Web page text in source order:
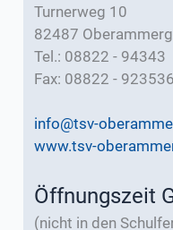
Turnerweg 10
82487
Tel.: 08822 - 94343
Fax: 08822 - 923536
info@tsv-
www.tsv-
Öffnungszeit
(nicht in den